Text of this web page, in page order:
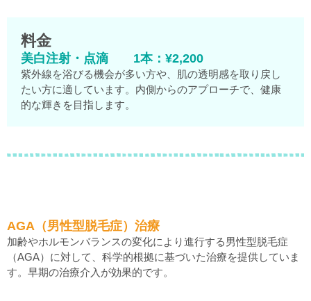
料金
美白注射・点滴 1本：¥2,200
紫外線を浴びる機会が多い方や、肌の透明感を取り戻し
たい方に適しています。内側からのアプローチで、健康
的な輝きを目指します。
AGA（男性型脱毛症）治療
加齢やホルモンバランスの変化により進行する男性型脱毛症
（AGA）に対して、科学的根拠に基づいた治療を提供していま
す。早期の治療介入が効果的です。